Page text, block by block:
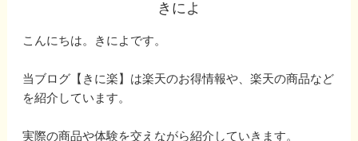
きによ
こんにちは。きによです。
当ブログ【きに楽】は楽天のお得情報や、楽天の商品など
を紹介しています。
実際の商品や体験を交えながら紹介していきます。